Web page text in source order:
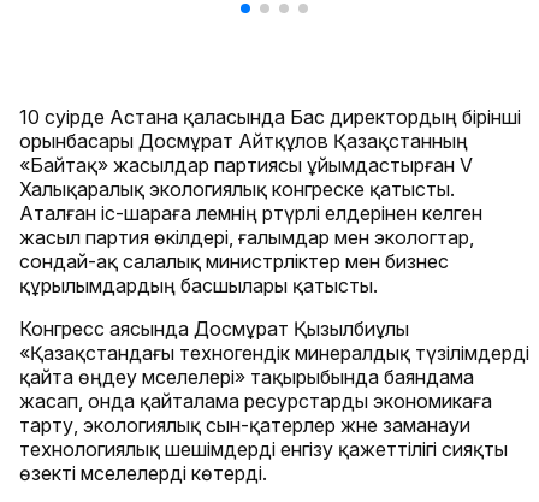
10 сәуірде Астана қаласында Бас директордың бірінші
орынбасары Досмұрат Айтқұлов Қазақстанның
«Байтақ» жасылдар партиясы ұйымдастырған V
Халықаралық экологиялық конгреске қатысты.
Аталған іс-шараға әлемнің әртүрлі елдерінен келген
жасыл партия өкілдері, ғалымдар мен экологтар,
сондай-ақ салалық министрліктер мен бизнес
құрылымдардың басшылары қатысты.
Конгресс аясында Досмұрат Қызылбиұлы
«Қазақстандағы техногендік минералдық түзілімдерді
қайта өңдеу мәселелері» тақырыбында баяндама
жасап, онда қайталама ресурстарды экономикаға
тарту, экологиялық сын-қатерлер және заманауи
технологиялық шешімдерді енгізу қажеттілігі сияқты
өзекті мәселелерді көтерді.